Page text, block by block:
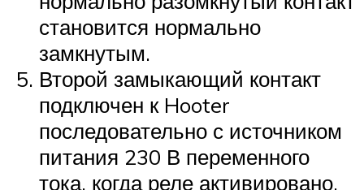
становится нормально
замкнутым.
Второй замыкающий контакт
подключен к Hooter
последовательно с источником
питания 230 В переменного
тока. когда реле активировано,